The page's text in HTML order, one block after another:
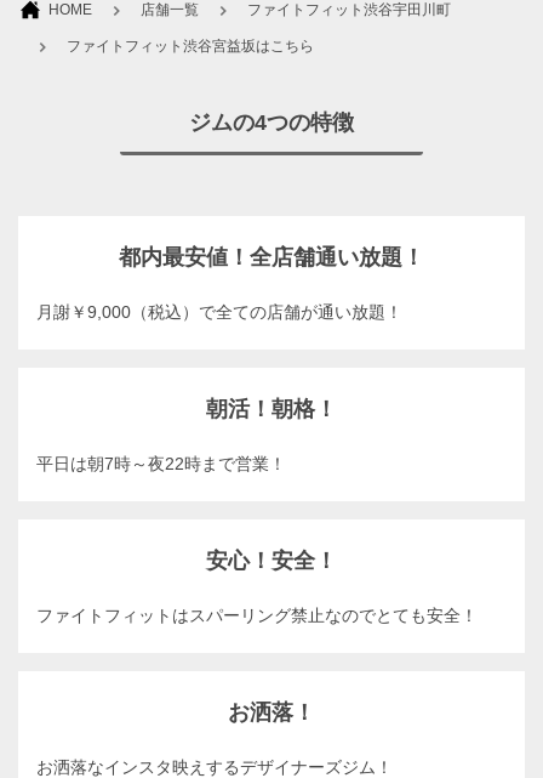
HOME 店舗一覧 ファイトフィット渋谷宇田川町
ファイトフィット渋谷宮益坂はこちら
ジムの4つの特徴
都内最安値！全店舗通い放題！
月謝￥9,000（税込）で全ての店舗が通い放題！
朝活！朝格！
平日は朝7時～夜22時まで営業！
安心！安全！
ファイトフィットはスパーリング禁止なのでとても安全！
お洒落！
お洒落なインスタ映えするデザイナーズジム！